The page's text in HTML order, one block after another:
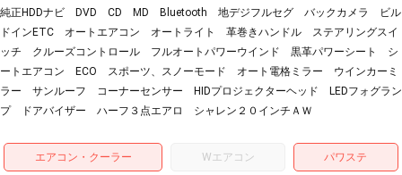
純正HDDナビ DVD CD MD Bluetooth 地デジフルセグ バックカメラ ビル
ドインETC オートエアコン オートライト 革巻きハンドル ステアリングスイ
ッチ クルーズコントロール フルオートパワーウインド 黒革パワーシート シ
ートエアコン ECO スポーツ、スノーモード オート電格ミラー ウインカーミ
ラー サンルーフ コーナーセンサー HIDプロジェクターヘッド LEDフォグラン
プ ドアバイザー ハーフ３点エアロ シャレン２０インチＡＷ
エアコン・クーラー Wエアコン パワステ